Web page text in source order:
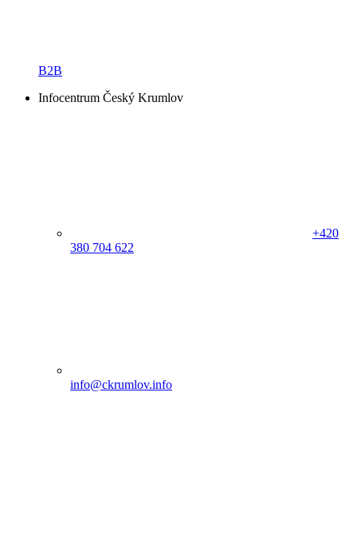
B2B
Infocentrum Český Krumlov
+420
380 704 622
info@ckrumlov.info